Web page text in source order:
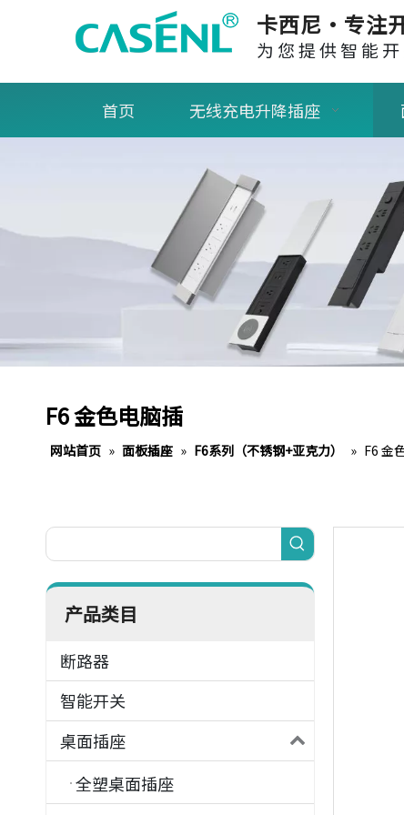
卡西尼·专注
为您提供智能
首页 无线充电升降插座
F6 金色电脑插
网站首页 » 面板插座 » F6系列（不锈钢+亚克力） » F6 金
产品类目
断路器
智能开关
桌面插座
全塑桌面插座